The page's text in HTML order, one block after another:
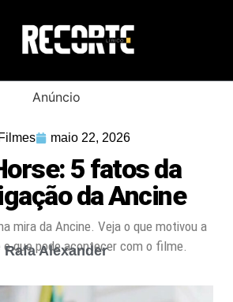
Anúncio
Filmes maio 22, 2026
5 fatos da
da Ancine
mira da Ancine. Veja o que motivou a
que pode acontecer com o filme.
Rafa Alexander